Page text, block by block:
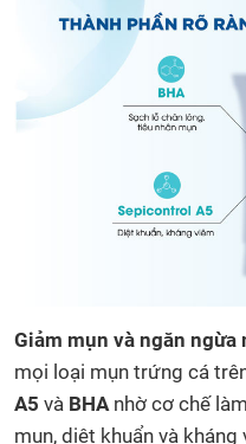
Giảm mụn và ngăn ngừa
mọi loại mụn trứng cá
A5 và BHA nhờ cơ chế
mụn, diệt khuẩn và kháng